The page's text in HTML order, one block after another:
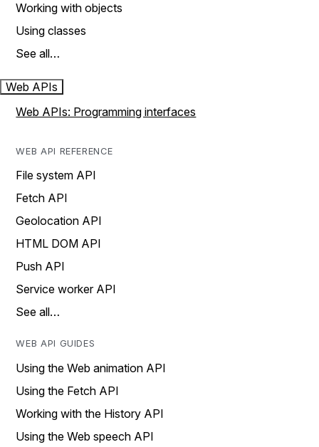
Working with objects
Using classes
See all…
Web APIs
Web APIs: Programming interfaces
WEB API REFERENCE
File system API
Fetch API
Geolocation API
HTML DOM API
Push API
Service worker API
See all…
WEB API GUIDES
Using the Web animation API
Using the Fetch API
Working with the History API
Using the Web speech API